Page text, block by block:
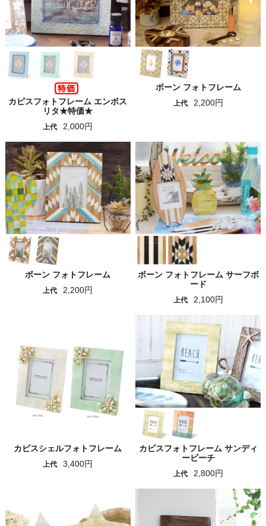
カピスフォトフレーム エンボス
リタ★特価★
上代 2,000円
ボーン フォトフレーム
上代 2,200円
ボーン フォトフレーム
上代 2,200円
ボーン フォトフレーム サーフボ
ード
上代 2,100円
カピスシェルフォトフレーム
上代 3,400円
カピスフォトフレーム サンディ
ービーチ
上代 2,800円